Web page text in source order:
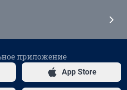
приложение
App Store